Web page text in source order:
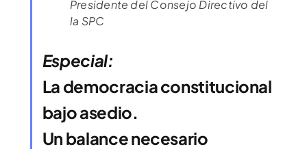
Presidente del Consejo Directivo del
la SPC
Especial:
La democracia constitucional
bajo asedio.
Un balance necesario